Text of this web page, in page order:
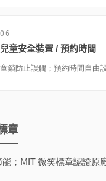
06
兒童安全裝置 / 預約時間
童鎖防止誤觸；預約時間自由
章
；MIT 微笑標章認證原